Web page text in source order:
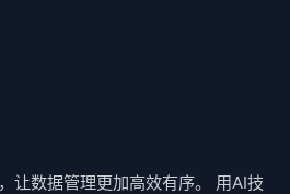
让数据管理更加高效有序。 用AI技